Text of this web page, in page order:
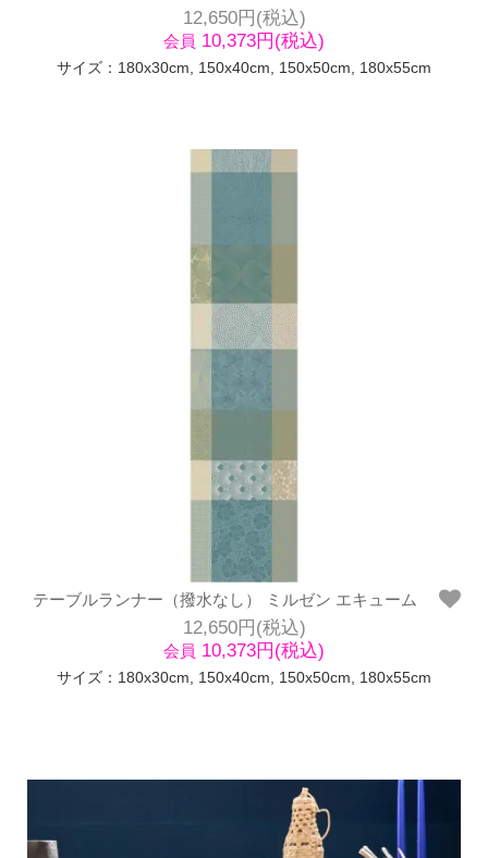
12,650円(税込)
会員 10,373円(税込)
サイズ：180x30cm, 150x40cm, 150x50cm, 180x55cm
テーブルランナー（撥水なし） ミルゼン エキューム
12,650円(税込)
会員 10,373円(税込)
サイズ：180x30cm, 150x40cm, 150x50cm, 180x55cm